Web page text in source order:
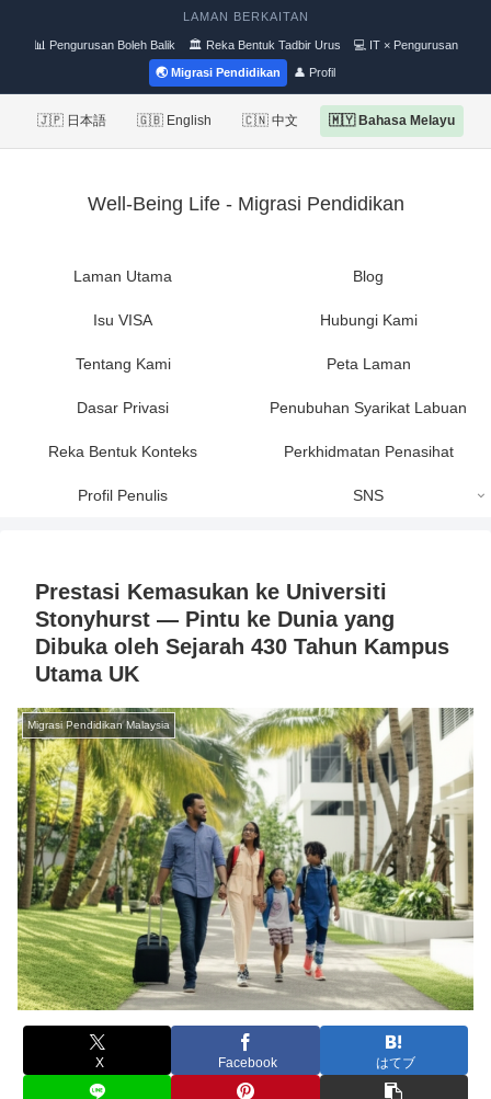
LAMAN BERKAITAN
📊 Pengurusan Boleh Balik 🏛 Reka Bentuk Tadbir Urus 💻 IT × Pengurusan
🌏 Migrasi Pendidikan 👤 Profil
🇯🇵 日本語 🇬🇧 English 🇨🇳 中文 🇲🇾 Bahasa Melayu
Well-Being Life - Migrasi Pendidikan
Laman Utama Blog
Isu VISA Hubungi Kami
Tentang Kami Peta Laman
Dasar Privasi Penubuhan Syarikat Labuan
Reka Bentuk Konteks Perkhidmatan Penasihat
Profil Penulis SNS
Prestasi Kemasukan ke Universiti
Stonyhurst — Pintu ke Dunia yang
Dibuka oleh Sejarah 430 Tahun Kampus
Utama UK
Migrasi Pendidikan Malaysia
X Facebook はてブ